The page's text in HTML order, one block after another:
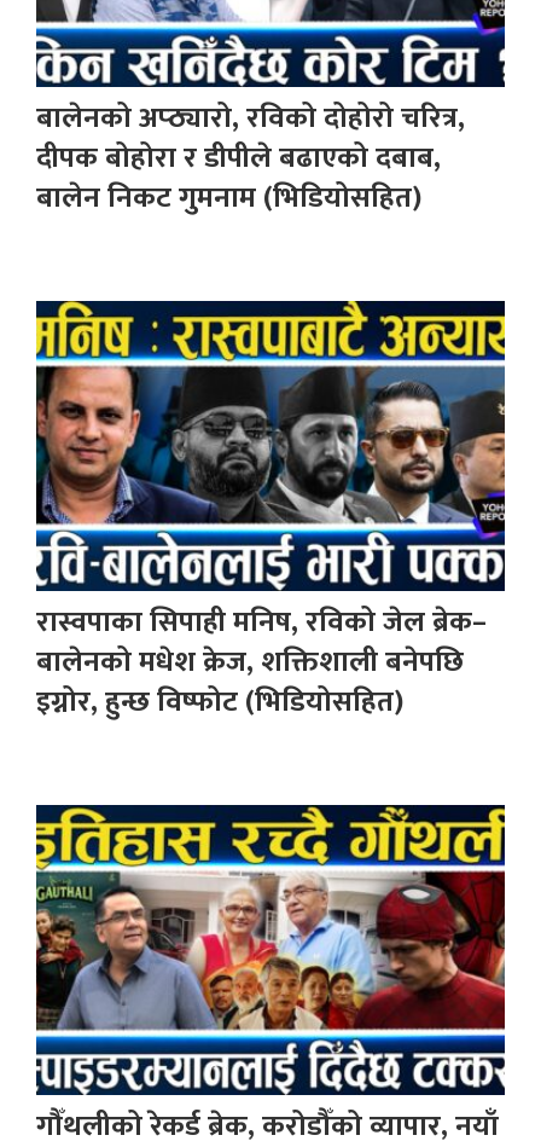
बालेनको अप्ठ्यारो, रविको दोहोरो चरित्र,
दीपक बोहोरा र डीपीले बढाएको दबाब,
बालेन निकट गुमनाम (भिडियोसहित)
रास्वपाका सिपाही मनिष, रविको जेल ब्रेक–
बालेनको मधेश क्रेज, शक्तिशाली बनेपछि
इग्नोर, हुन्छ विष्फोट (भिडियोसहित)
गौँथलीको रेकर्ड ब्रेक, करोडौँको व्यापार, नयाँ